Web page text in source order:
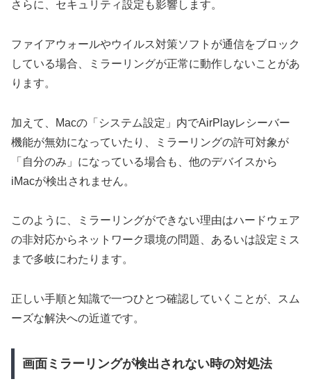
さらに、セキュリティ設定も影響します。
ファイアウォールやウイルス対策ソフトが通信をブロック
している場合、ミラーリングが正常に動作しないことがあ
ります。
加えて、Macの「システム設定」内でAirPlayレシーバー
機能が無効になっていたり、ミラーリングの許可対象が
「自分のみ」になっている場合も、他のデバイスから
iMacが検出されません。
このように、ミラーリングができない理由はハードウェア
の非対応からネットワーク環境の問題、あるいは設定ミス
まで多岐にわたります。
正しい手順と知識で一つひとつ確認していくことが、スム
ーズな解決への近道です。
画面ミラーリングが検出されない時の対処法